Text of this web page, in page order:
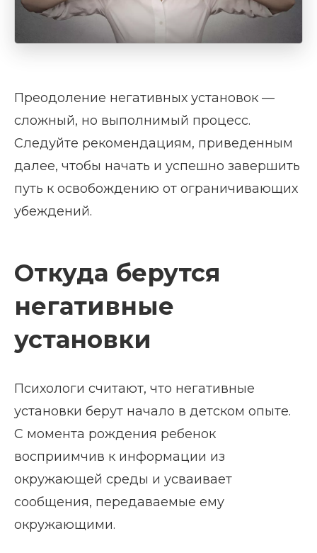
Преодоление негативных установок —
сложный, но выполнимый процесс.
Следуйте рекомендациям, приведенным
далее, чтобы начать и успешно завершить
путь к освобождению от ограничивающих
убеждений.
Откуда берутся
негативные
установки
Психологи считают, что негативные
установки берут начало в детском опыте.
С момента рождения ребенок
восприимчив к информации из
окружающей среды и усваивает
сообщения, передаваемые ему
окружающими.